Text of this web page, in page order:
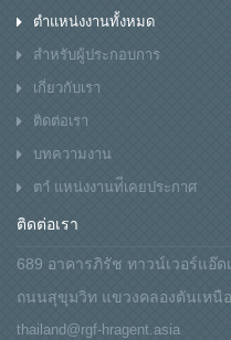
ตำแหน่งงานทั้งหมด
สำหรับผู้ประกอบการ
เกี่ยวกับเรา
ติดต่อเรา
บทความงาน
ตาํ แหน่งงานท่ีเคยประกาศ
ติดต่อเรา
689 อาคารภิรัช ทาวน์เวอร์แอ๊
ถนนสุขุมวิท แขวงคลองตันเหนื
thailand@rgf-hragent.asia